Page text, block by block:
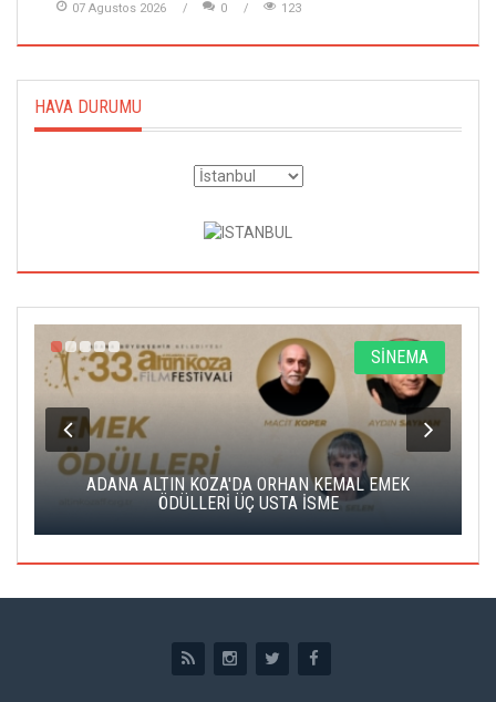
07 Agustos 2026 0 123
HAVA DURUMU
SİNEMA
ADANA ALTIN KOZA'DA ORHAN KEMAL EMEK
ÖDÜLLERİ ÜÇ USTA İSME